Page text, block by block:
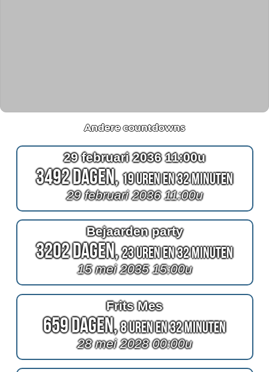
Andere countdowns
29 februari 2036 11:00u
3492 Dagen,19 Uren en 32 Minuten
29 februari 2036 11:00u
Bejaarden party
3202 Dagen,23 Uren en 32 Minuten
15 mei 2035 15:00u
Frits Mes
659 Dagen,8 Uren en 32 Minuten
28 mei 2028 00:00u